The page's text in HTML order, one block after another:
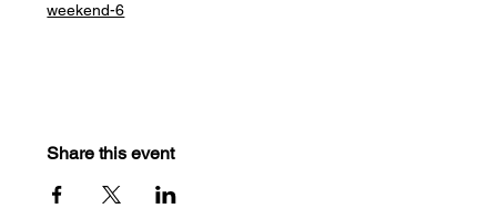
weekend-6
Share this event